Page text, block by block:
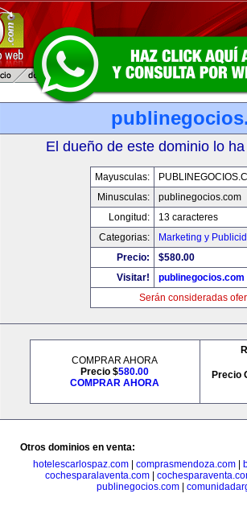
El dueño de este dominio lo
Mayusculas:
Minusculas:
publinegocios.com
Longitud:
13 caracteres
Categorias:
Marketing y
Precio:
$580.00
Visitar!
publinegocios.com
Serán consideradas
COMPRAR AHORA
Precio $580.00
COMPRAR AHORA
Precio
Otros dominios en venta:
hotelescarlospaz.com| comprasmendoza.com|
cochesparalaventa.com
publinegocios.com|